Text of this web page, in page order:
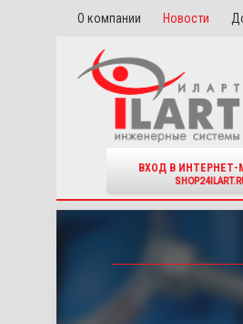
О компании Новости
ВХОД В ИНТЕРНЕТ-